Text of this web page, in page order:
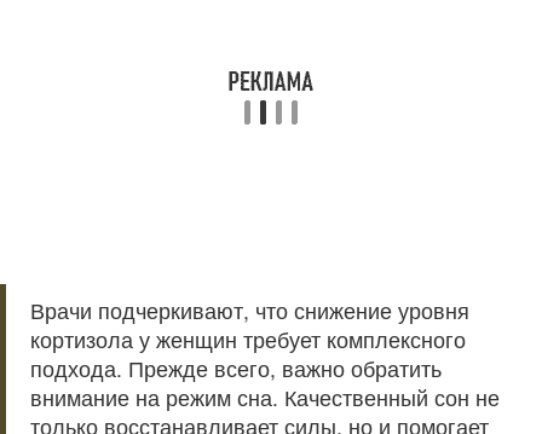
Врачи подчеркивают, что снижение уровня
кортизола у женщин требует комплексного
подхода. Прежде всего, важно обратить
внимание на режим сна. Качественный сон не
только восстанавливает силы, но и помогает